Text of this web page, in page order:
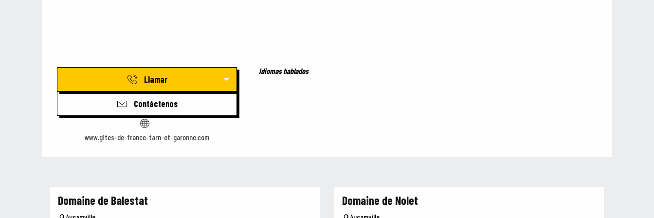
Llamar
Contáctenos
www.gites-de-france-tarn-et-garonne.com
Idiomas hablados
Idiomas hablados
Domaine de Balestat Domaine de Nolet